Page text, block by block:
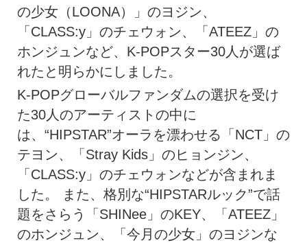
の少女（LOONA）」のヨジン、
「CLASS:y」のチェウォン、「ATEEZ」の
ホンジュンなど、K-POPスター30人が選ば
れたと明らかにしました。
K-POPグローバルファンダムの選択を受け
た30人のアーティストの中に
は、“HIPSTAR”オーラを漂わせる「NCT」の
テヨン、「Stray Kids」のヒョンジン、
「CLASS:y」のチェウォンなどが含まれま
した。 また、格別な“HIPSTARルック”で話
題をさらう「SHINee」のKEY、「ATEEZ」
のホンジュン、「今月の少女」のヨジンな